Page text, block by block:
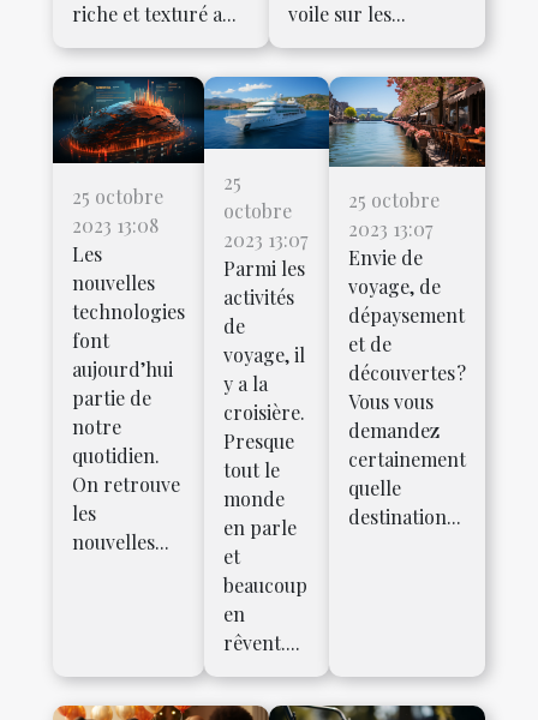
riche et texturé a...
voile sur les...
25 octobre
2023 13:08
Les
nouvelles
technologies
font
aujourd’hui
partie de
notre
quotidien.
On retrouve
les
nouvelles...
25
octobre
2023 13:07
Parmi les
activités
de
voyage, il
y a la
croisière.
Presque
tout le
monde
en parle
et
beaucoup
en
rêvent....
25 octobre
2023 13:07
Envie de
voyage, de
dépaysement
et de
découvertes ?
Vous vous
demandez
certainement
quelle
destination...